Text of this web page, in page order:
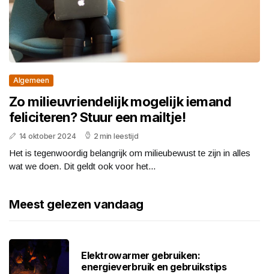
Algemeen
Zo milieuvriendelijk mogelijk iemand
feliciteren? Stuur een mailtje!
14 oktober 2024 2 min leestijd
Het is tegenwoordig belangrijk om milieubewust te zijn in alles
wat we doen. Dit geldt ook voor het...
Meest gelezen vandaag
Elektrowarmer gebruiken:
energieverbruik en gebruikstips